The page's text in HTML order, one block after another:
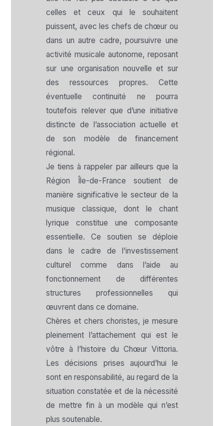
celles et ceux qui le souhaitent
puissent, avec les chefs de chœur ou
dans un autre cadre, poursuivre une
activité musicale autonome, reposant
sur une organisation nouvelle et sur
des ressources propres. Cette
éventuelle continuité ne pourra
toutefois relever que d’une initiative
distincte de l’association actuelle et
de son modèle de financement
régional.
Je tiens à rappeler par ailleurs que la
Région Île-de-France soutient de
manière significative le secteur de la
musique classique, dont le chant
lyrique constitue une composante
essentielle. Ce soutien se déploie
dans le cadre de l’investissement
culturel comme dans l’aide au
fonctionnement de différentes
structures professionnelles qui
œuvrent dans ce domaine.
Chères et chers choristes, je mesure
pleinement l’attachement qui est le
vôtre à l’histoire du Chœur Vittoria.
Les décisions prises aujourd’hui le
sont en responsabilité, au regard de la
situation constatée et de la nécessité
de mettre fin à un modèle qui n’est
plus soutenable.